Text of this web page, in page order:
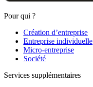
Pour qui ?
Création d’entreprise
Entreprise individuelle
Micro-entreprise
Société
Services supplémentaires